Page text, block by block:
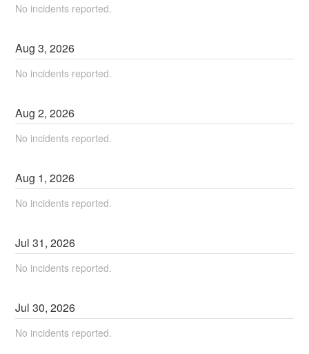
No incidents reported.
Aug3,2026
No incidents reported.
Aug2,2026
No incidents reported.
Aug 1,2026
No incidents reported.
Jul31,2026
No incidents reported.
Jul30,2026
No incidents reported.